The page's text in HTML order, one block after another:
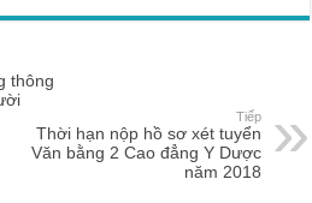
thông
Tiếp
Thời hạn nộp hồ sơ xét tuyển
Văn bằng 2 Cao đẳng Y Dược
năm 2018